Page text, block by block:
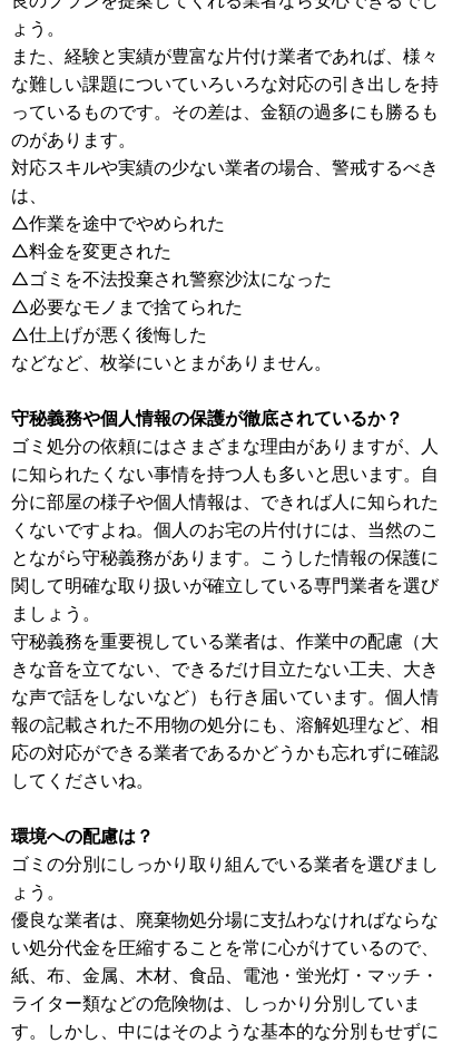
ょう。
また、経験と実績が豊富な片付け業者であれば、様々
な難しい課題についていろいろな対応の引き出しを持
っているものです。その差は、金額の過多にも勝るも
のがあります。
対応スキルや実績の少ない業者の場合、警戒するべき
は、
△作業を途中でやめられた
△料金を変更された
△ゴミを不法投棄され警察沙汰になった
△必要なモノまで捨てられた
△仕上げが悪く後悔した
などなど、枚挙にいとまがありません。
守秘義務や個人情報の保護が徹底されているか？
ゴミ処分の依頼にはさまざまな理由がありますが、人
に知られたくない事情を持つ人も多いと思います。自
分に部屋の様子や個人情報は、できれば人に知られた
くないですよね。個人のお宅の片付けには、当然のこ
とながら守秘義務があります。こうした情報の保護に
関して明確な取り扱いが確立している専門業者を選び
ましょう。
守秘義務を重要視している業者は、作業中の配慮（大
きな音を立てない、できるだけ目立たない工夫、大き
な声で話をしないなど）も行き届いています。個人情
報の記載された不用物の処分にも、溶解処理など、相
応の対応ができる業者であるかどうかも忘れずに確認
してくださいね。
環境への配慮は？
ゴミの分別にしっかり取り組んでいる業者を選びまし
ょう。
優良な業者は、廃棄物処分場に支払わなければならな
い処分代金を圧縮することを常に心がけているので、
紙、布、金属、木材、食品、電池・蛍光灯・マッチ・
ライター類などの危険物は、しっかり分別していま
す。しかし、中にはそのような基本的な分別もせずに